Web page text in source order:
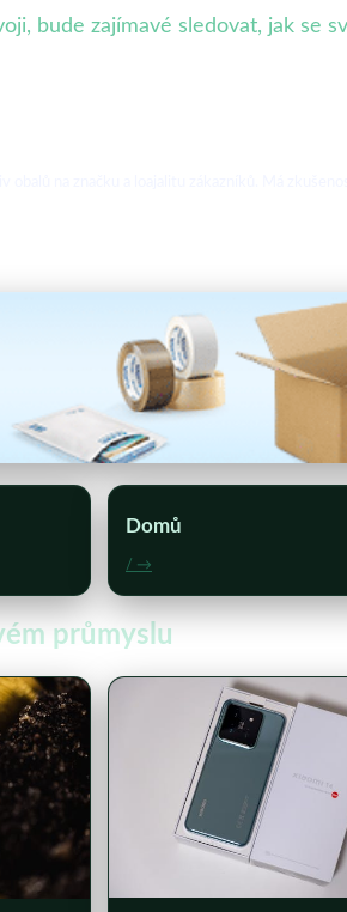
bude zajímavé sledovat, jak se
Domů
/ →
průmyslu